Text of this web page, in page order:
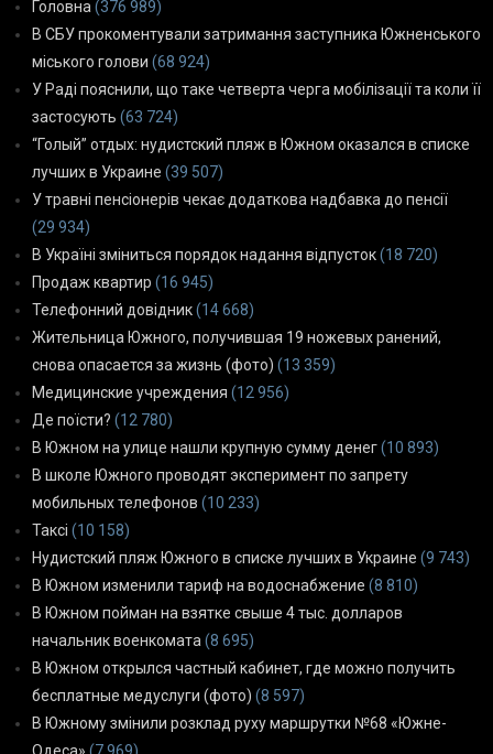
Головна (376 989)
В СБУ прокоментували затримання заступника Южненського
міського голови (68 924)
У Раді пояснили, що таке четверта черга мобілізації та коли її
застосують (63 724)
“Голый” отдых: нудистский пляж в Южном оказался в списке
лучших в Украине (39 507)
У травні пенсіонерів чекає додаткова надбавка до пенсії
(29 934)
В Україні зміниться порядок надання відпусток(18 720)
Продаж квартир (16 945)
Телефонний довідник(14 668)
Жительница Южного, получившая 19 ножевых ранений,
снова опасается за жизнь (фото) (13 359)
Медицинские учреждения (12 956)
Де поїсти? (12 780)
В Южном на улице нашли крупную сумму денег(10 893)
В школе Южного проводят эксперимент по запрету
мобильных телефонов (10 233)
Таксі (10 158)
Нудистский пляж Южного в списке лучших в Украине (9 743)
В Южном изменили тариф на водоснабжение (8 810)
В Южном пойман на взятке свыше 4 тыс. долларов
начальник военкомата (8 695)
В Южном открылся частный кабинет, где можно получить
бесплатные медуслуги (фото) (8 597)
В Южному змінили розклад руху маршрутки №68 «Южне-
Одеса» (7 969)